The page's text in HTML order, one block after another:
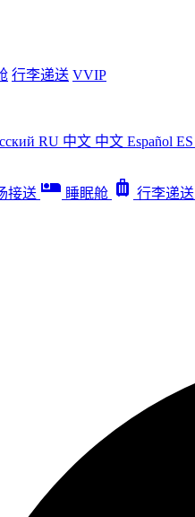
行李递送 VVIP
RU 中文 中文 Español ES
接送 airline_seat_individual_suite 睡眠舱 luggage 行李递送